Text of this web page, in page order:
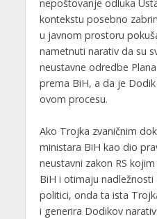
nepoštovanje odluka
kontekstu posebno
u javnom prostoru
nametnuti narativ da su
neustavne odredbe
prema BiH, a da je
ovom procesu.
Ako Trojka zvaničnim
ministara BiH kao dio
neustavni zakon RS
BiH i otimaju
politici, onda ta ista
i generira Dodikov